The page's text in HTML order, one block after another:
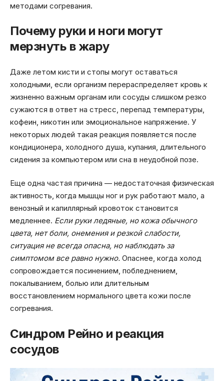
методами согревания.
Почему руки и ноги могут
мерзнуть в жару
Даже летом кисти и стопы могут оставаться
холодными, если организм перераспределяет кровь к
жизненно важным органам или сосуды слишком резко
сужаются в ответ на стресс, перепад температуры,
кофеин, никотин или эмоциональное напряжение. У
некоторых людей такая реакция появляется после
кондиционера, холодного душа, купания, длительного
сидения за компьютером или сна в неудобной позе.
Еще одна частая причина — недостаточная физическая
активность, когда мышцы ног и рук работают мало, а
венозный и капиллярный кровоток становится
медленнее. Если руки ледяные, но кожа обычного
цвета, нет боли, онемения и резкой слабости,
ситуация не всегда опасна, но наблюдать за
симптомом все равно нужно. Опаснее, когда холод
сопровождается посинением, побледнением,
покалыванием, болью или длительным
восстановлением нормального цвета кожи после
согревания.
Синдром Рейно и реакция
сосудов